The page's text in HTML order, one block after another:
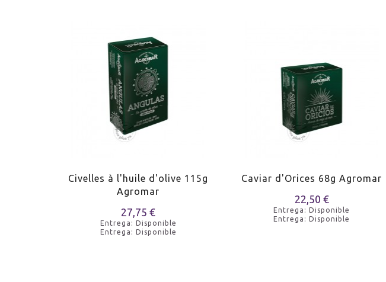
Civelles à l'huile d'olive 115g
Agromar
27,75 €
Entrega: Disponible
Entrega: Disponible
Caviar d'Orices 68g Agromar
22,50 €
Entrega: Disponible
Entrega: Disponible